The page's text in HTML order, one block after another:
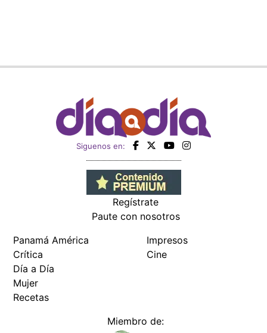
Siguenos en:
Regístrate
Paute con nosotros
Panamá América
Crítica
Día a Día
Mujer
Recetas
Impresos
Cine
Miembro de: